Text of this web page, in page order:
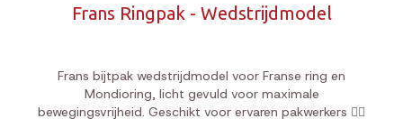
Frans Ringpak - Wedstrijdmodel
Frans bijtpak wedstrijdmodel voor Franse ring en
Mondioring, licht gevuld voor maximale
bewegingsvrijheid. Geschikt voor ervaren pakwerkers 🐕‍🦺